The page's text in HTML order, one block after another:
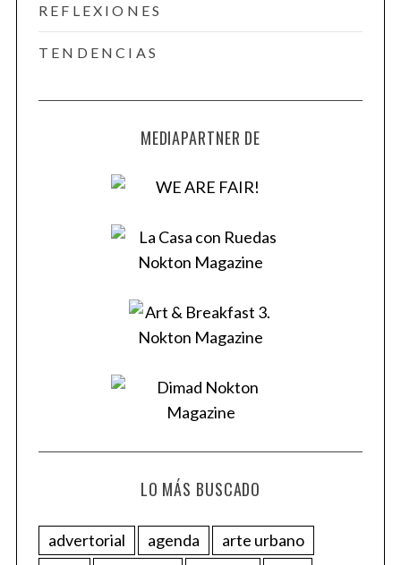
REFLEXIONES
TENDENCIAS
MEDIAPARTNER DE
LO MÁS BUSCADO
advertorial agenda
arte urbano